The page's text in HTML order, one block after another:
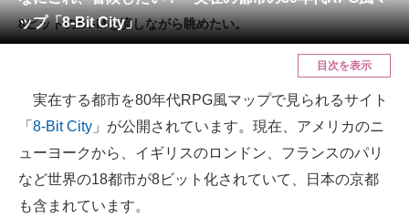
メディア
ITの今と未来を見通す
スマホと通信の最新トレンド
進化するPCとデバイスの未来
ップ「8-Bit City」
8ビットのBGMを流しながら眺めたい。
目次を表示
実在する都市を80年代RPG風マップで見られるサイト
「 8-Bit City 」が公開されています。現在、アメリカのニ
ューヨークから、イギリスのロンドン、フランスのパリ
など世界の18都市が8ビット化されていて、日本の京都
も含まれています。